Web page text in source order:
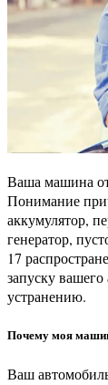
Ваша машина
Понимание
аккумулятор,
генератор,
17
запуску
устранению.
Почему моя
Ваш